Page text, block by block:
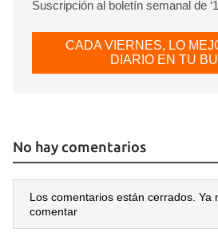
Suscripción al boletín semanal de
CADA VIERNES, LO
DIARIO EN TU
No hay comentarios
Los comentarios están cerrados. Ya
comentar